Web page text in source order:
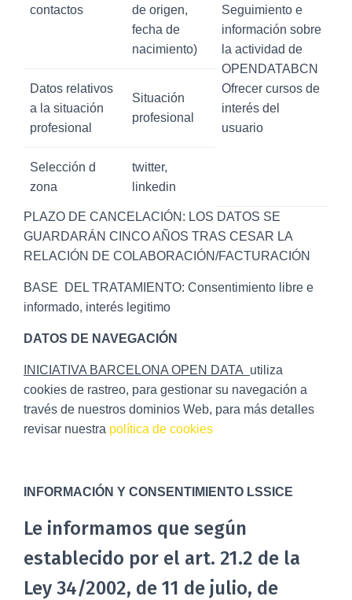
contactos
de origen,
fecha de
nacimiento)
Seguimiento e
información sobre
la actividad de
OPENDATABCN
Ofrecer cursos de
interés del
usuario
Datos relativos
a la situación
profesional
Situación
profesional
Selección d
zona
twitter,
linkedin
PLAZO DE CANCELACIÓN: LOS DATOS SE
GUARDARÁN CINCO AÑOS TRAS CESAR LA
RELACIÓN DE COLABORACIÓN/FACTURACIÓN
BASE DEL TRATAMIENTO: Consentimiento libre e
informado, interés legitimo
DATOS DE NAVEGACIÓN
INICIATIVA BARCELONA OPEN DATA utiliza
cookies de rastreo, para gestionar su navegación a
través de nuestros dominios Web, para más detalles
revisar nuestra política de cookies
INFORMACIÓN Y CONSENTIMIENTO LSSICE
Le informamos que según
establecido por el art. 21.2 de la
Ley 34/2002, de 11 de julio, de